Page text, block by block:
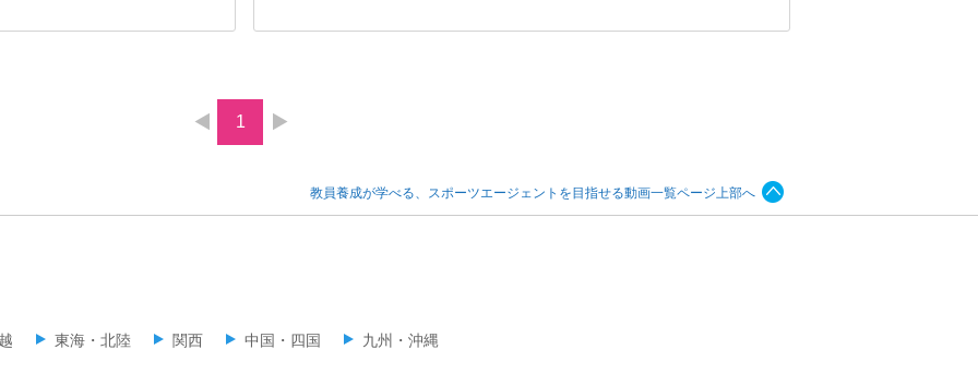
1
教員養成が学べる、スポーツエージェントを目指せる動画一覧ページ上部へ
東海・北陸 関西 中国・四国 九州・沖縄